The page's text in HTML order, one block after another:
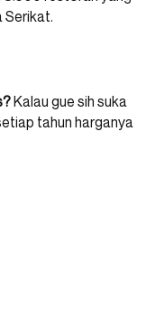
Serikat.
Kalau gue sih suka
tahun harganya